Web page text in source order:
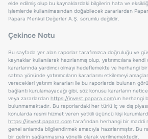
elde edilmiş olup bu kaynaklardaki bilgilerin hata ve
işlemlerde kullanılmasından doğabilecek zararlardan
Papara Menkul Değerler A.Ş. sorumlu değildir.
Çekince Notu
Bu sayfada yer alan raporlar tarafımızca doğruluğu ve
kaynaklar kullanılarak hazırlanmış olup, yatırımcılara kendi
kararlarında yardımcı olmayı hedeflemekte ve herhangi bir
satma yönünde yatırımcıların kararlarını etkilemeyi
verecekleri yatırım kararları ile bu raporlarda bulunan
bağlantı kurulamayacağı gibi, söz konusu kararların
veya zararlardan https://invest.papara.com'un herhangi
bulunmamaktadır. Bu raporlardaki her türlü iç ve dış
konularda resmi hizmet veren yetkili üçüncü kişi
https://invest.papara.com tarafından herhangi bir maddi
genel anlamda bilgilendirmek amacıyla hazırlanmıştır.
bir gelirin sağlanmasına yönelik olarak verilmemektedir.